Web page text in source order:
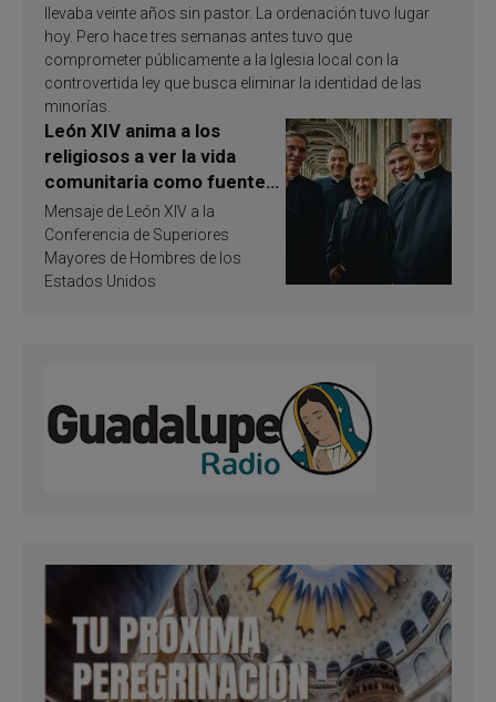
llevaba veinte años sin pastor. La ordenación tuvo lugar
hoy. Pero hace tres semanas antes tuvo que
comprometer públicamente a la Iglesia local con la
controvertida ley que busca eliminar la identidad de las
minorías.
León XIV anima a los
religiosos a ver la vida
comunitaria como fuente
de inspiración y
santificación
Mensaje de León XIV a la
Conferencia de Superiores
Mayores de Hombres de los
Estados Unidos